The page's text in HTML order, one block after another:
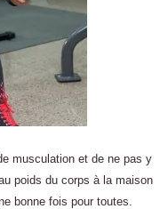
musculation et de ne pas y
poids du corps à la maison
bonne fois pour toutes.